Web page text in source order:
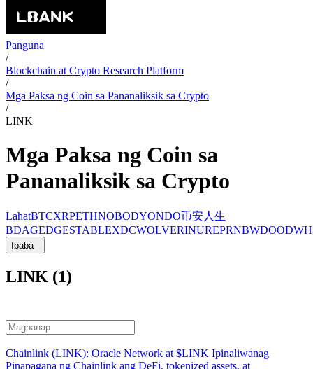
Panguna
/
Blockchain at Crypto Research Platform
/
Mga Paksa ng Coin sa Pananaliksik sa Crypto
/
LINK
Mga Paksa ng Coin sa
Pananaliksik sa Crypto
LahatBTCXRPETHNOBODYONDO币安人生
BDAGEDGESTABLEXDCWOLVERINUREPRNBWDOOD
Ibaba
LINK (1)
Chainlink (LINK): Oracle Network at $LINK Ipinaliwanag
Pinapagana ng Chainlink ang DeFi, tokenized assets, at